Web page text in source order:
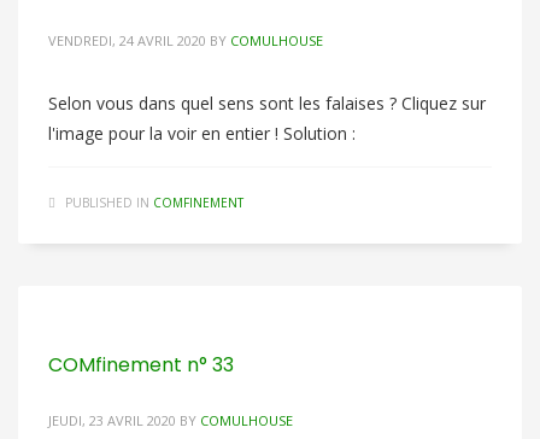
VENDREDI, 24 AVRIL 2020 BY COMULHOUSE
Selon vous dans quel sens sont les falaises ? Cliquez sur
l'image pour la voir en entier ! Solution :
PUBLISHED IN COMFINEMENT
COMfinement n° 33
JEUDI, 23 AVRIL 2020 BY COMULHOUSE